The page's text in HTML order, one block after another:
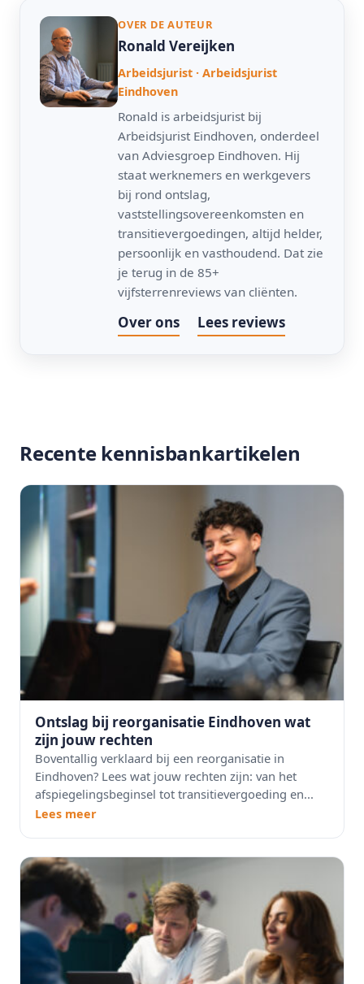
OVER DE AUTEUR
Ronald Vereijken
Arbeidsjurist · Arbeidsjurist
Eindhoven
Ronald is arbeidsjurist bij
Arbeidsjurist Eindhoven, onderdeel
van Adviesgroep Eindhoven. Hij
staat werknemers en werkgevers
bij rond ontslag,
vaststellingsovereenkomsten en
transitievergoedingen, altijd helder,
persoonlijk en vasthoudend. Dat zie
je terug in de 85+
vijfsterrenreviews van cliënten.
Over ons Lees reviews
Recente kennisbankartikelen
Ontslag bij reorganisatie Eindhoven wat
zijn jouw rechten
Boventallig verklaard bij een reorganisatie in
Eindhoven? Lees wat jouw rechten zijn: van het
afspiegelingsbeginsel tot transitievergoeding en...
Lees meer